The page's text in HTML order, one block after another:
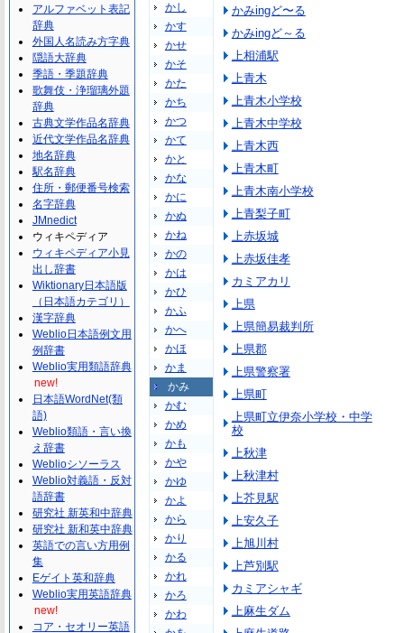
かし
かす
かせ
かそ
かた
かち
かつ
かて
かと
かな
かに
かぬ
かね
かの
かは
かひ
かふ
かへ
かほ
かま
かみ
かむ
かめ
かも
かや
かゆ
かよ
から
かり
かる
かれ
かろ
かわ
かみingど〜る
かみingど～る
上相浦駅
上青木
上青木小学校
上青木中学校
上青木西
上青木町
上青木南小学校
上青梨子町
上赤坂城
上赤坂佳孝
カミアカリ
上県
上県簡易裁判所
上県郡
上県警察署
上県町
上県町立伊奈小学校・中学
校
上秋津
上秋津村
上芥見駅
上安久子
上旭川村
上芦別駅
カミアシャギ
上麻生ダム
アルファベット表記
辞典
外国人名読み方字典
隠語大辞典
季語・季題辞典
歌舞伎・浄瑠璃外題
辞典
古典文学作品名辞典
近代文学作品名辞典
地名辞典
駅名辞典
住所・郵便番号検索
名字辞典
JMnedict
ウィキペディア
ウィキペディア小見
出し辞書
Wiktionary日本語版
（日本語カテゴリ）
漢字辞典
Weblio日本語例文用
例辞書
Weblio実用類語辞典
new!
日本語WordNet(類
語)
Weblio類語・言い換
え辞書
Weblioシソーラス
Weblio対義語・反対
語辞書
研究社 新英和中辞典
研究社 新和英中辞典
英語での言い方用例
集
Eゲイト英和辞典
Weblio実用英語辞典
new!
コア・セオリー英語